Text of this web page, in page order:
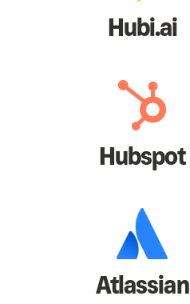
Hubi.ai
Hubspot
Atlassian